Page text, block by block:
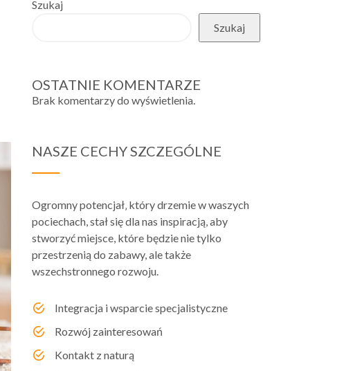
Szukaj
Szukaj
OSTATNIE KOMENTARZE
Brak komentarzy do wyświetlenia.
NASZE CECHY SZCZEGÓLNE
Ogromny potencjał‚ który drzemie w waszych
pociechach, stał się dla nas inspiracją, aby
stworzyć miejsce, które będzie nie tylko
przestrzenią do zabawy, ale także
wszechstronnego rozwoju.
Integracja i wsparcie specjalistyczne
Rozwój zainteresowań
Kontakt z naturą